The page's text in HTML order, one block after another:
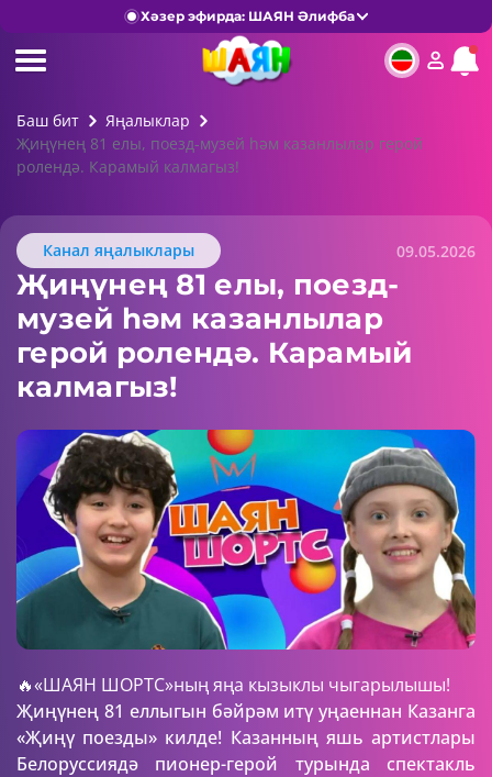
Хәзер эфирда: ШАЯН Әлифба
Баш бит
Яңалыклар
Җиңүнең 81 елы, поезд-музей һәм казанлылар герой
ролендә. Карамый калмагыз!
Канал яңалыклары 09.05.2026
Җиңүнең 81 елы, поезд-
музей һәм казанлылар
герой ролендә. Карамый
калмагыз!
🔥«ШАЯН ШОРТС»ның яңа кызыклы чыгарылышы!
Җиңүнең 81 еллыгын бәйрәм итү уңаеннан Казанга
«Җиңү поезды» килде! Казанның яшь артистлары
Белоруссиядә пионер-герой турында спектакль